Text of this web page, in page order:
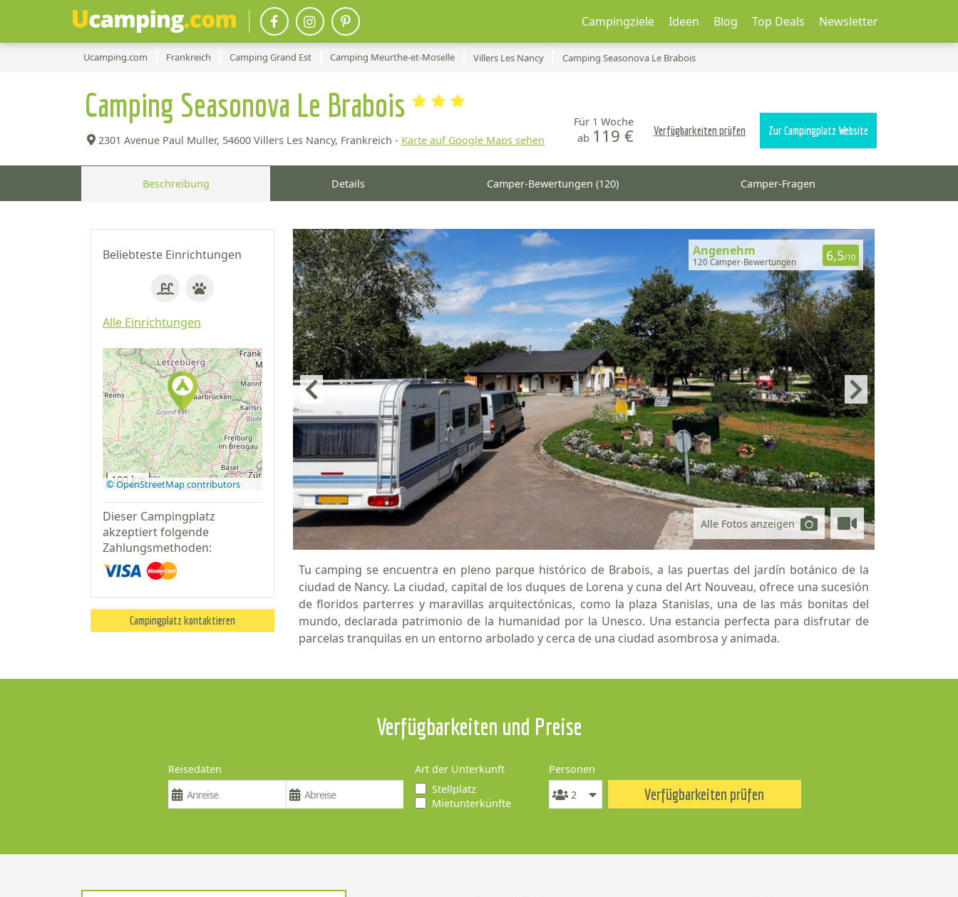
Campingziele Ideen Blog Top Deals Newsletter
Ucamping.com Frankreich Camping Grand Est Camping Meurthe-et-Moselle Villers Les Nancy Camping Seasonova Le Brabois
Camping Seasonova Le Brabois
2301 Avenue Paul Muller, 54600 Villers Les Nancy, Frankreich - Karte auf Google Maps sehen
Für 1 Woche
ab 119 € Verfügbarkeiten prüfen Zur Campingplatz Website
Beschreibung Details Camper-Bewertungen (120) Camper-Fragen
Beliebteste Einrichtungen
Alle Einrichtungen
Auf Google
Maps
anzeigen
100 km
© OpenStreetMap contributors
Dieser Campingplatz
akzeptiert folgende
Zahlungsmethoden:
Campingplatz kontaktieren
Alle Fotos anzeigen
Angenehm
120 Camper-Bewertungen 6,5/10
Tu camping se encuentra en pleno parque histórico de Brabois, a las puertas del jardín botánico de la
ciudad de Nancy. La ciudad, capital de los duques de Lorena y cuna del Art Nouveau, ofrece una sucesión
de floridos parterres y maravillas arquitectónicas, como la plaza Stanislas, una de las más bonitas del
mundo, declarada patrimonio de la humanidad por la Unesco. Una estancia perfecta para disfrutar de
parcelas tranquilas en un entorno arbolado y cerca de una ciudad asombrosa y animada.
Verfügbarkeiten und Preise
Reisedaten
Art der Unterkunft
Stellplatz
Mietunterkünfte
Personen
Verfügbarkeiten prüfen